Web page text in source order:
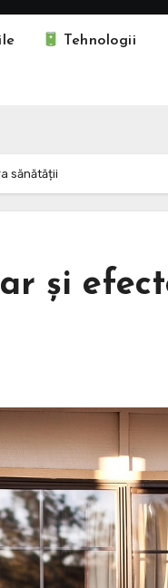
Tehnologii
sănătății
și